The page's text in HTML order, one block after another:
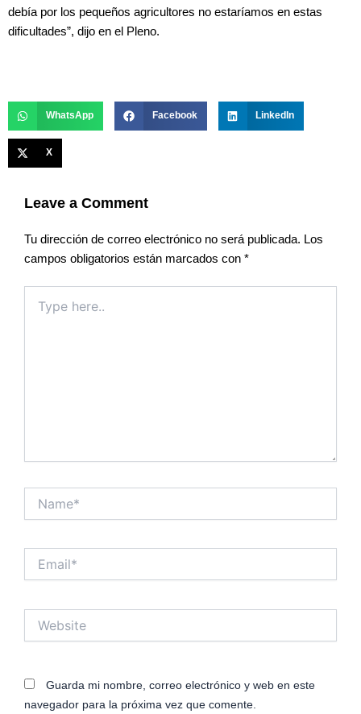
debía por los pequeños agricultores no estaríamos en estas
dificultades”, dijo en el Pleno.
WhatsApp Facebook LinkedIn
X
Leave a Comment
Tu dirección de correo electrónico no será publicada. Los
campos obligatorios están marcados con *
here..
Guarda mi nombre, correo electrónico y web en este
navegador para la próxima vez que comente.